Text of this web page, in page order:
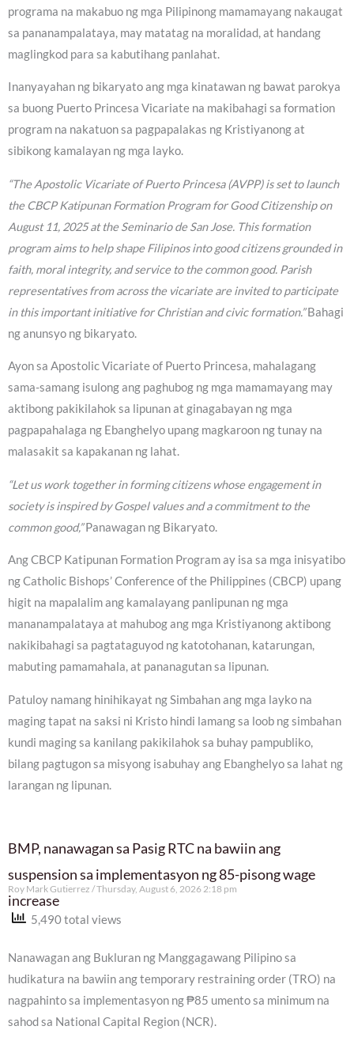
programa na makabuo ng mga Pilipinong mamamayang nakaugat
sa pananampalataya, may matatag na moralidad, at handang
maglingkod para sa kabutihang panlahat.
Inanyayahan ng bikaryato ang mga kinatawan ng bawat parokya
sa buong Puerto Princesa Vicariate na makibahagi sa formation
program na nakatuon sa pagpapalakas ng Kristiyanong at
sibikong kamalayan ng mga layko.
“The Apostolic Vicariate of Puerto Princesa (AVPP) is set to launch
the CBCP Katipunan Formation Program for Good Citizenship on
August 11, 2025 at the Seminario de San Jose. This formation
program aims to help shape Filipinos into good citizens grounded in
faith, moral integrity, and service to the common good. Parish
representatives from across the vicariate are invited to participate
in this important initiative for Christian and civic formation.”Bahagi
ng anunsyo ng bikaryato.
Ayon sa Apostolic Vicariate of Puerto Princesa, mahalagang
sama-samang isulong ang paghubog ng mga mamamayang may
aktibong pakikilahok sa lipunan at ginagabayan ng mga
pagpapahalaga ng Ebanghelyo upang magkaroon ng tunay na
malasakit sa kapakanan ng lahat.
“Let us work together in forming citizens whose engagement in
society is inspired by Gospel values and a commitment to the
common good,”Panawagan ng Bikaryato.
Ang CBCP Katipunan Formation Program ay isa sa mga inisyatibo
ng Catholic Bishops’ Conference of the Philippines (CBCP) upang
higit na mapalalim ang kamalayang panlipunan ng mga
mananampalataya at mahubog ang mga Kristiyanong aktibong
nakikibahagi sa pagtataguyod ng katotohanan, katarungan,
mabuting pamamahala, at pananagutan sa lipunan.
Patuloy namang hinihikayat ng Simbahan ang mga layko na
maging tapat na saksi ni Kristo hindi lamang sa loob ng simbahan
kundi maging sa kanilang pakikilahok sa buhay pampubliko,
bilang pagtugon sa misyong isabuhay ang Ebanghelyo sa lahat ng
larangan ng lipunan.
BMP, nanawagan sa Pasig RTC na bawiin ang
suspension sa implementasyon ng 85-pisong wage
increase
Roy Mark Gutierrez Thursday, August 6, 2026 2:18 pm
5,490 total views
Nanawagan ang Bukluran ng Manggagawang Pilipino sa
hudikatura na bawiin ang temporary restraining order (TRO) na
nagpahinto sa implementasyon ng ₱85 umento sa minimum na
sahod sa National Capital Region (NCR).